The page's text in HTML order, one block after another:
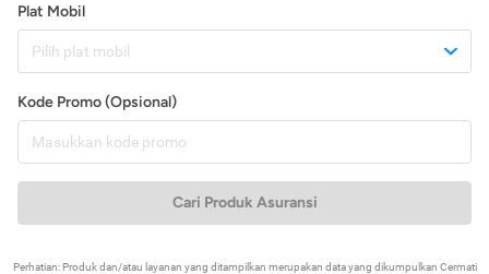
Plat Mobil
Pilih plat mobil
Kode Promo (Opsional)
Cari Produk Asuransi
Perhatian: Produk dan/atau layanan yang ditampilkan merupakan data yang dikumpulkan Cermati